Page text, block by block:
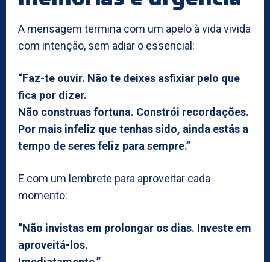
A mensagem termina com um apelo à vida vivida
com intenção, sem adiar o essencial:
“Faz-te ouvir. Não te deixes asfixiar pelo que
fica por dizer.
Não construas fortuna. Constrói recordações.
Por mais infeliz que tenhas sido, ainda estás a
tempo de seres feliz para sempre.”
E com um lembrete para aproveitar cada
momento:
“Não invistas em prolongar os dias. Investe em
aproveitá-los.